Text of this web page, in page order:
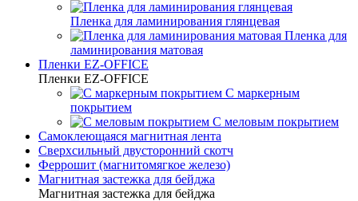
Пленка для ламинирования глянцевая
Пленка для
ламинирования матовая
Пленки EZ-OFFICE
Пленки EZ-OFFICE
С маркерным
покрытием
С меловым покрытием
Самоклеющаяся магнитная лента
Сверхсильный двусторонний скотч
Феррошит (магнитомягкое железо)
Магнитная застежка для бейджа
Магнитная застежка для бейджа